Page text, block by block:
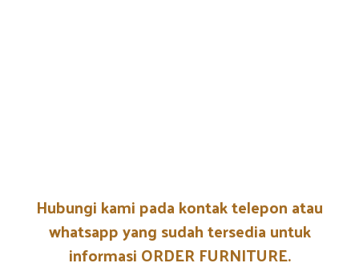
Hubungi kami pada kontak telepon atau
whatsapp yang sudah tersedia untuk
informasi ORDER FURNITURE.